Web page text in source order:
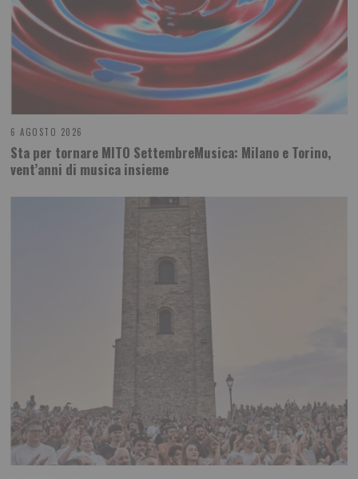
6 AGOSTO 2026
Sta per tornare MITO SettembreMusica: Milano e Torino,
vent’anni di musica insieme